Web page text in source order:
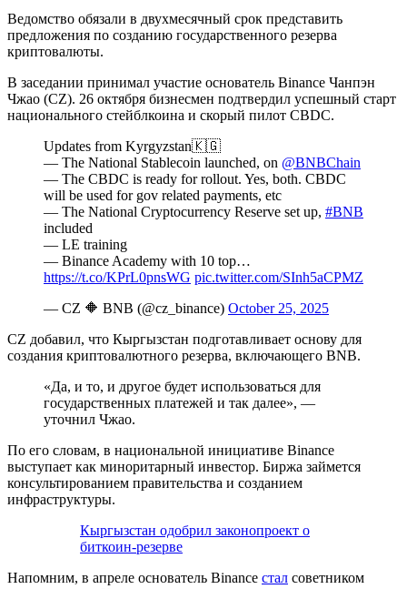
Ведомство обязали в двухмесячный срок представить
предложения по созданию государственного резерва
криптовалюты.
В заседании принимал участие основатель Binance Чанпэн
Чжао (CZ). 26 октября бизнесмен подтвердил успешный старт
национального стейблкоина и скорый пилот CBDC.
Updates from Kyrgyzstan🇰🇬
— The National Stablecoin launched, on @BNBChain
— The CBDC is ready for rollout. Yes, both. CBDC
will be used for gov related payments, etc
— The National Cryptocurrency Reserve set up, #BNB
included
— LE training
— Binance Academy with 10 top…
https://t.co/KPrL0pnsWG pic.twitter.com/SInh5aCPMZ
— CZ 🔶 BNB (@cz_binance) October 25, 2025
CZ добавил, что Кыргызстан подготавливает основу для
создания криптовалютного резерва, включающего BNB.
«Да, и то, и другое будет использоваться для
государственных платежей и так далее», —
уточнил Чжао.
По его словам, в национальной инициативе Binance
выступает как миноритарный инвестор. Биржа займется
консультированием правительства и созданием
инфраструктуры.
Кыргызстан одобрил законопроект о
биткоин-резерве
Напомним, в апреле основатель Binance стал советником